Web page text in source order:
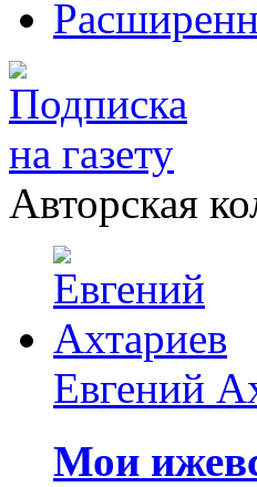
Авторская
Евгений
Мои